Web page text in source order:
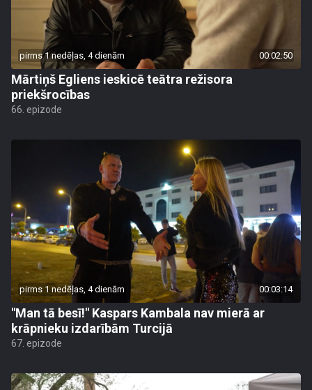
pirms 1 nedēļas, 4 dienām 00:02:50
Mārtiņš Egliens ieskicē teātra režisora
priekšrocības
66. epizode
pirms 1 nedēļas, 4 dienām 00:03:14
"Man tā besī!" Kaspars Kambala nav mierā ar
krāpnieku izdarībām Turcijā
67. epizode